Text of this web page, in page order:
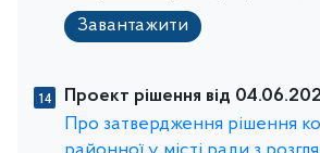
Завантажити
Проект рішення від
Про затвердження рішення